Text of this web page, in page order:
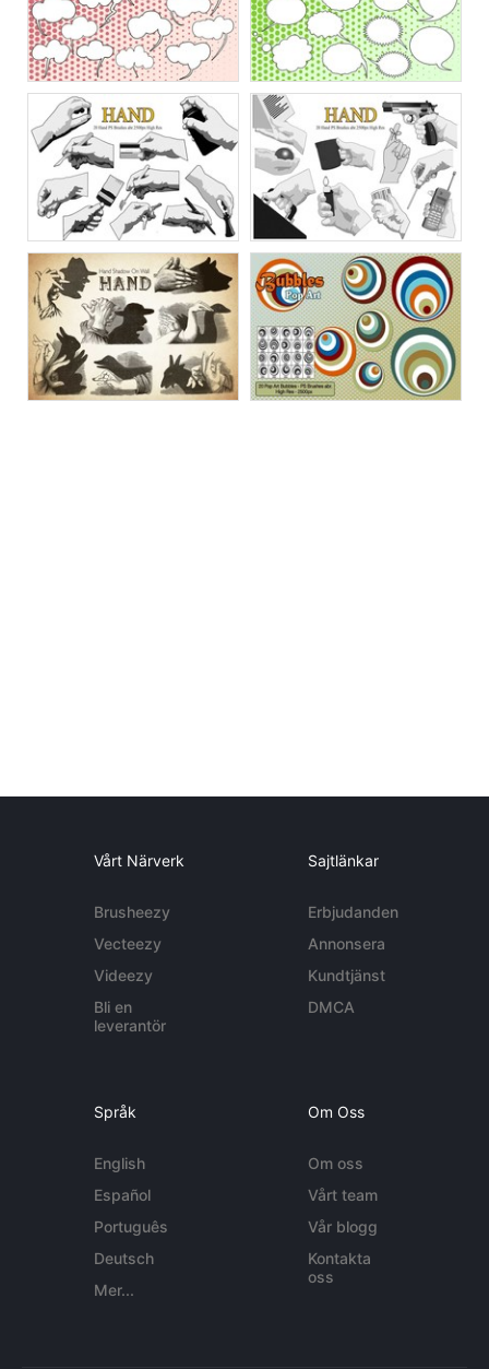
Vårt Närverk
Brusheezy
Vecteezy
Videezy
Bli en
leverantör
Sajtlänkar
Erbjudanden
Annonsera
Kundtjänst
DMCA
Språk
English
Español
Português
Deutsch
Mer...
Om Oss
Om oss
Vårt team
Vår blogg
Kontakta
oss